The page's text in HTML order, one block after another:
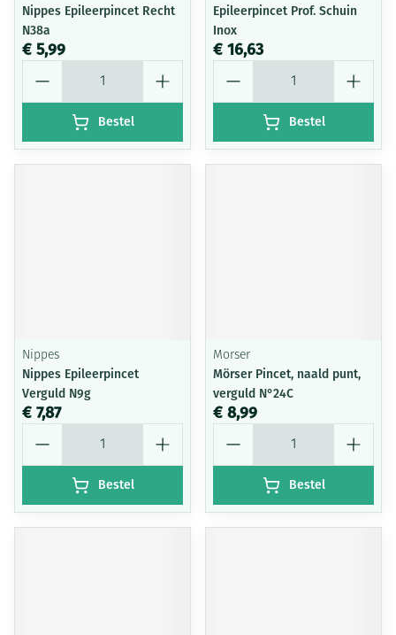
Nippes Epileerpincet Recht
N38a
€ 5,99
Bestel
Epileerpincet Prof. Schuin
Inox
€ 16,63
Bestel
Nippes
Nippes Epileerpincet
Verguld N9g
€ 7,87
Bestel
Morser
Mörser Pincet, naald punt,
verguld N°24C
€ 8,99
Bestel